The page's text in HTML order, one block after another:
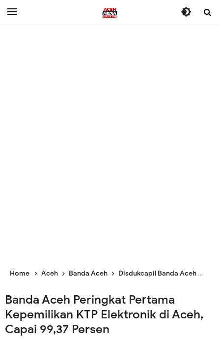
Home Aceh Banda Aceh Disdukcapil Banda Aceh
Banda Aceh Peringkat Pertama
Kepemilikan KTP Elektronik di Aceh,
Capai 99,37 Persen